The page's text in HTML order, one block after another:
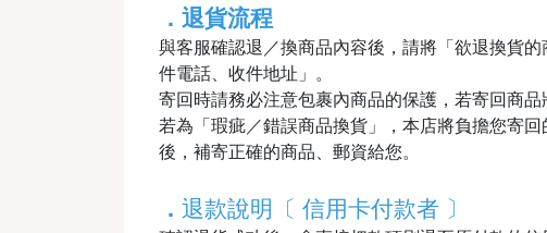
．退貨流程
與客服確認退／換商品內容後，請將「欲退換貨
件電話、收件地址」。
寄回時請務必注意包裹內商品的保護，若寄回商品
若為「瑕疵／錯誤商品換貨」，本店將負擔您寄
後，補寄正確的商品、郵資給您。
． 退款說明〔 信用卡付款者 〕